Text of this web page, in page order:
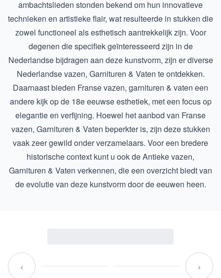
ambachtslieden stonden bekend om hun innovatieve
technieken en artistieke flair, wat resulteerde in stukken die
zowel functioneel als esthetisch aantrekkelijk zijn. Voor
degenen die specifiek geïnteresseerd zijn in de
Nederlandse bijdragen aan deze kunstvorm, zijn er diverse
Nederlandse vazen, Garnituren & Vaten te ontdekken.
Daarnaast bieden Franse vazen, garnituren & vaten een
andere kijk op de 18e eeuwse esthetiek, met een focus op
elegantie en verfijning. Hoewel het aanbod van Franse
vazen, Garnituren & Vaten beperkter is, zijn deze stukken
vaak zeer gewild onder verzamelaars. Voor een bredere
historische context kunt u ook deAntieke vazen,
Garnituren & Vaten verkennen, die een overzicht biedt van
de evolutie van deze kunstvorm door de eeuwen heen.
‹ ›